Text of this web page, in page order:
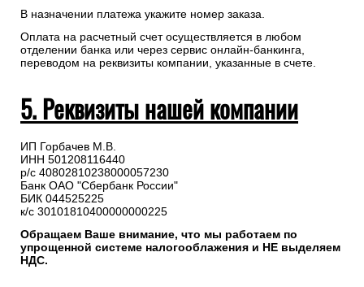
В назначении платежа укажите номер заказа.
Оплата на расчетный счет осуществляется в любом
отделении банка или через сервис онлайн-банкинга,
переводом на реквизиты компании, указанные в счете.
5. Реквизиты нашей компании
ИП Горбачев М.В.
ИНН 501208116440
р/с 40802810238000057230
Банк ОАО "Сбербанк России"
БИК 044525225
к/с 30101810400000000225
Обращаем Ваше внимание, что мы работаем по
упрощенной системе налогооблажения и НЕ выделяем
НДС.